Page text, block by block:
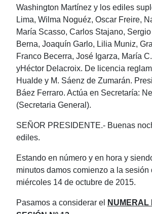
Washington Martínez y los ediles
Lima, Wilma Noguéz, Oscar Freire,
María Scasso, Carlos Stajano,
Berna, Joaquín Garlo, Lilia Muniz,
Franco Becerra, José Igarza, María
yHéctor Delacroix. De licencia
Hualde y M. Sáenz de Zumarán.
Báez Ferraro. Actúa en Secretaría:
(Secretaria General).
SEÑOR PRESIDENTE.- Buenas
ediles.
Estando en número y en hora y
minutos damos comienzo a la sesión
miércoles 14 de octubre de 2015.
Pasamos a considerar el
NUMERAL